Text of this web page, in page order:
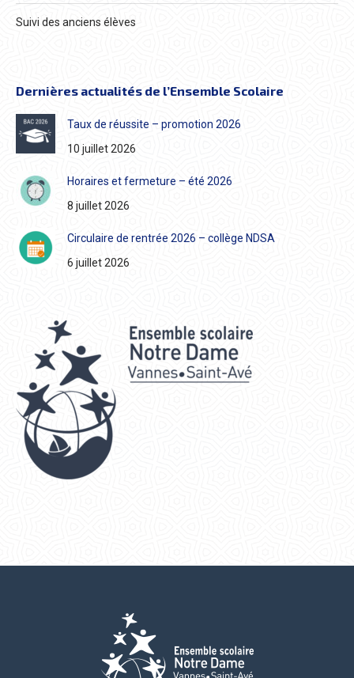
Suivi des anciens élèves
Dernières actualités de l’Ensemble Scolaire
Taux de réussite – promotion 2026
10 juillet 2026
Horaires et fermeture – été 2026
8 juillet 2026
Circulaire de rentrée 2026 – collège NDSA
6 juillet 2026